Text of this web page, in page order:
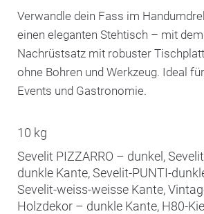
Verwandle dein Fass im
einen eleganten Stehtisch – mit
Nachrüstsatz mit robuster
ohne Bohren und Werkzeug. Ideal
Events und Gastronomie.
10 kg
Sevelit PIZZARRO – dunkel,
dunkle Kante, Sevelit-PUNTI-
Sevelit-weiss-weisse Kante,
Holzdekor – dunkle Kante, H80-